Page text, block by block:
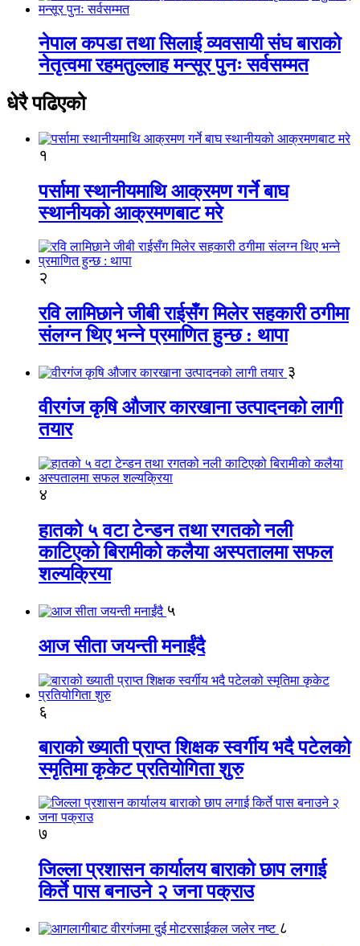
नेपाल कपडा तथा सिलाई व्यवसायी संघ बाराको
नेतृत्वमा रहमतुल्लाह मन्सूर पुनः सर्वसम्मत
धेरै पढिएको
१
पर्सामा स्थानीयमाथि आक्रमण गर्ने बाघ
स्थानीयको आक्रमणबाट मरे
२
रवि लामिछाने जीबी राईसँग मिलेर सहकारी ठगीमा
संलग्न थिए भन्ने प्रमाणित हुन्छ : थापा
३
वीरगंज कृषि औजार कारखाना उत्पादनको लागी
तयार
४
हातको ५ वटा टेन्डन तथा रगतको नली
काटिएको बिरामीको कलैया अस्पतालमा सफल
शल्यक्रिया
५
आज सीता जयन्ती मनाईंदै
६
बाराको ख्याती प्राप्त शिक्षक स्वर्गीय भदै पटेलको
स्मृतिमा कृकेट प्रतियोगिता शुरु
७
जिल्ला प्रशासन कार्यालय बाराको छाप लगाई
किर्ते पास बनाउने २ जना पक्राउ
८